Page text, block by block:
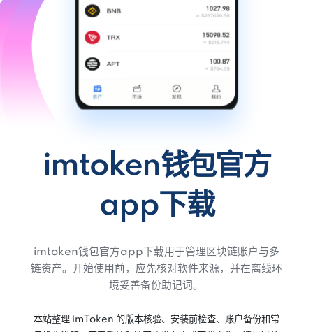
imtoken钱包官方
app下载
imtoken钱包官方app下载用于管理区块链账户与多
链资产。开始使用前，应先核对软件来源，并在离线环
境妥善备份助记词。
本站整理 imToken 的版本核验、安装前检查、账户备份和常